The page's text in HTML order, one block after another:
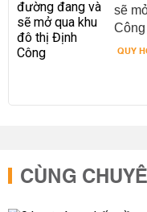
sẽ
Công
QUY
CÙNG